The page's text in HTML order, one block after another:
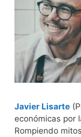
Javier Lisarte
económicas por
Rompiendo